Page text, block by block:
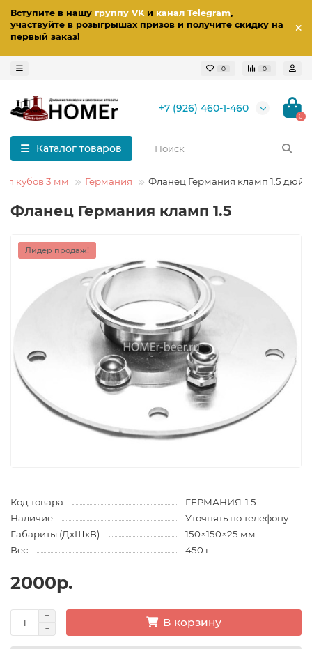
Вступите в нашу группу VKи канал Telegram,
участвуйте в розыгрышах призов и получите скидку на
первый заказ!
0 0
+7 (926) 460-1-460
0
Каталог товаров
кубов 3 мм Германия Фланец Германия кламп 1.5
Фланец Германия кламп 1.5
Лидер продаж!
Код товара:
ГЕРМАНИЯ-1.5
Наличие:
Уточнять по телефону
Габариты (ДхШхВ):
150×150×25 мм
Вес:
450 г
2000р.
В корзину